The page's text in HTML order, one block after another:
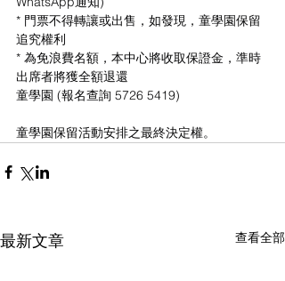
* 門票不得轉讓或出售，如發現，童學園保留
追究權利
* 為免浪費名額，本中心將收取保證金，準時
出席者將獲全額退還
童學園 (報名查詢 5726 5419)
童學園保留活動安排之最終決定權。
最新文章 查看全部